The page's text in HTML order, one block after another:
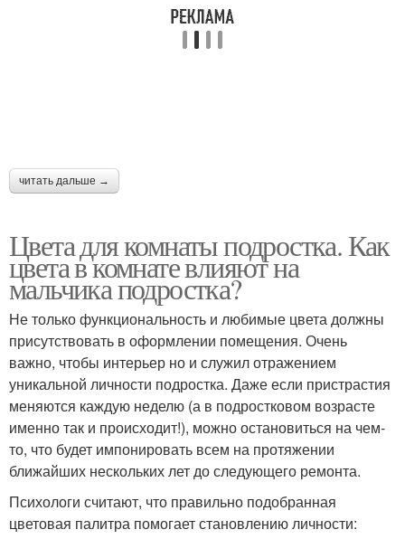
читать дальше →
Цвета для комнаты подростка. Как
цвета в комнате влияют на
мальчика подростка?
Не только функциональность и любимые цвета должны
присутствовать в оформлении помещения. Очень
важно, чтобы интерьер но и служил отражением
уникальной личности подростка. Даже если пристрастия
меняются каждую неделю (а в подростковом возрасте
именно так и происходит!), можно остановиться на чем-
то, что будет импонировать всем на протяжении
ближайших нескольких лет до следующего ремонта.
Психологи считают, что правильно подобранная
цветовая палитра помогает становлению личности: